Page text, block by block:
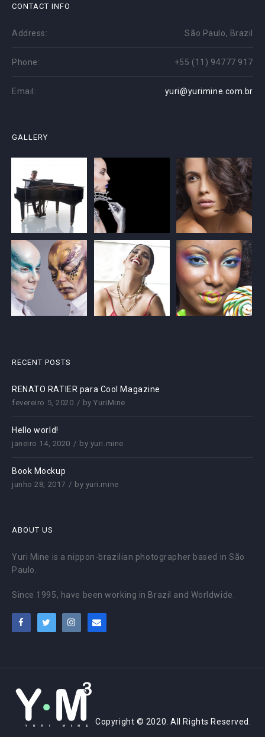
CONTACT INFO
Address: São Paulo, Brazil
Phone: +55 (11) 94777 917
Email: yuri@yurimine.com.br
GALLERY
RECENT POSTS
RENATO RATIER para Cool Magazine
fevereiro 5, 2020 byYuriMine
Hello world!
janeiro 14, 2020 by yuri.mine
Book Mockup
junho 28, 2017 by yuri.mine
ABOUT US
Yuri Mine is a nippon-brazilian photographer based in São
Paulo.
Since 1995, have been working in Brazil and Worldwide.
Copyright © 2020. All Rights Reserved.